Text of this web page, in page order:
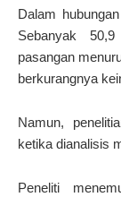
Dalam
Sebanyak
pasangan
berkurangnya
Namun,
ketika dianalisis
Peneliti